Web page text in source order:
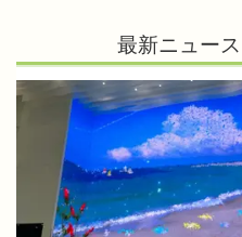
最新ニュース